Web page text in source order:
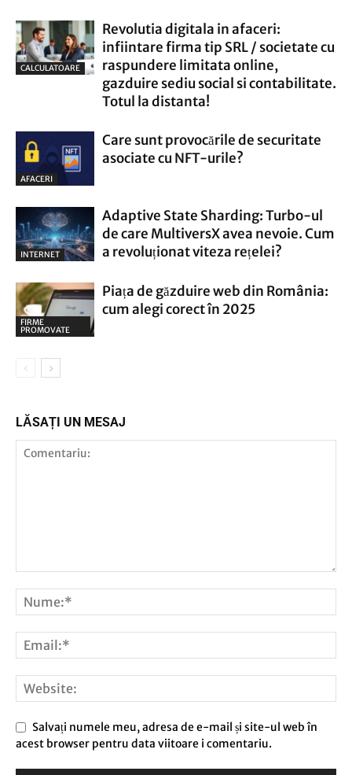
CALCULATOARE
Revolutia digitala in afaceri:
infiintare firma tip SRL / societate cu
raspundere limitata online,
gazduire sediu social si contabilitate.
Totul la distanta!
AFACERI
Care sunt provocările de securitate
asociate cu NFT-urile?
INTERNET
Adaptive State Sharding: Turbo-ul
de care MultiversX avea nevoie. Cum
a revoluționat viteza rețelei?
FIRME
PROMOVATE
Piața de găzduire web din România:
cum alegi corect în 2025
LĂSAȚI UN MESAJ
Salvați numele meu, adresa de e-mail și site-ul web în
acest browser pentru data viitoare i comentariu.